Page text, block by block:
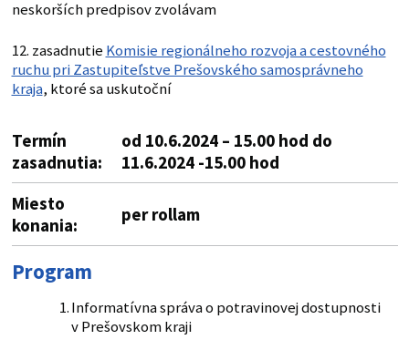
neskorších predpisov zvolávam
12. zasadnutie Komisie regionálneho rozvoja a cestovného
ruchu pri Zastupiteľstve Prešovského samosprávneho
kraja, ktoré sa uskutoční
Termín
zasadnutia:
od 10.6.2024 – 15.00 hod do
11.6.2024 -15.00 hod
Miesto
konania:
per rollam
Program
Informatívna správa o potravinovej dostupnosti
v Prešovskom kraji